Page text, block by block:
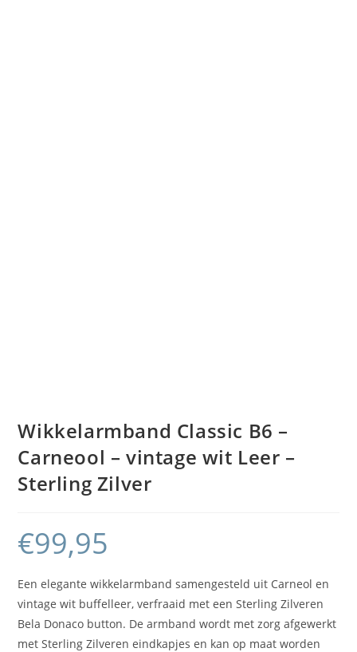
Wikkelarmband Classic B6 –
Carneool – vintage wit Leer –
Sterling Zilver
€99,95
Een elegante wikkelarmband samengesteld uit Carneol en
vintage wit buffelleer, verfraaid met een Sterling Zilveren
Bela Donaco button. De armband wordt met zorg afgewerkt
met Sterling Zilveren eindkapjes en kan op maat worden